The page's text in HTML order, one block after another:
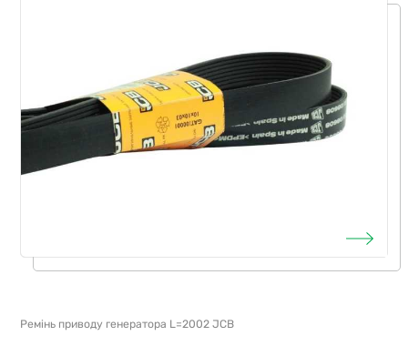
Ремінь приводу генератора L=2002 JCB